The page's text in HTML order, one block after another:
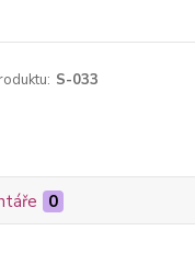
S-033
0